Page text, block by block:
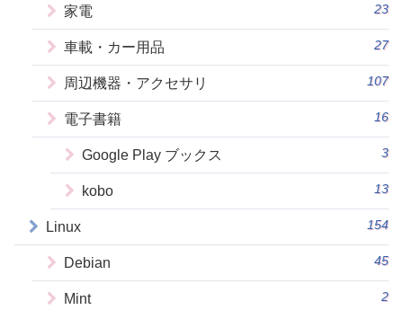
家電 23
車載・カー用品 27
周辺機器・アクセサリ 107
電子書籍 16
Google Play ブックス 3
kobo 13
Linux 154
Debian 45
Mint 2